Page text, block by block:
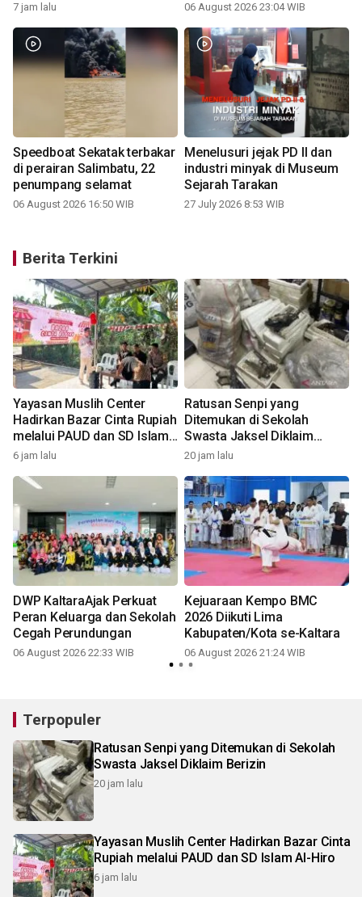
7 jam lalu 06 August 2026 23:04 WIB
Speedboat Sekatak terbakar
di perairan Salimbatu, 22
penumpang selamat
06 August 2026 16:50 WIB
Menelusuri jejak PD II dan
industri minyak di Museum
Sejarah Tarakan
27 July 2026 8:53 WIB
Berita Terkini
Yayasan Muslih Center
Hadirkan Bazar Cinta Rupiah
melalui PAUD dan SD Islam
Al-Hiro
6 jam lalu
Ratusan Senpi yang
Ditemukan di Sekolah
Swasta Jaksel Diklaim
Berizin
20 jam lalu
DWP KaltaraAjak Perkuat
Peran Keluarga dan Sekolah
Cegah Perundungan
06 August 2026 22:33 WIB
Kejuaraan Kempo BMC
2026 Diikuti Lima
Kabupaten/Kota se-Kaltara
06 August 2026 21:24 WIB
Terpopuler
Ratusan Senpi yang Ditemukan di Sekolah
Swasta Jaksel Diklaim Berizin
20 jam lalu
Yayasan Muslih Center Hadirkan Bazar Cinta
Rupiah melalui PAUD dan SD Islam Al-Hiro
6 jam lalu